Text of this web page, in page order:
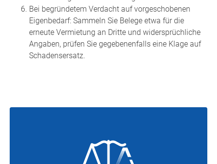
Bei begründetem Verdacht auf vorgeschobenen
Eigenbedarf: Sammeln Sie Belege etwa für die
erneute Vermietung an Dritte und widersprüchliche
Angaben, prüfen Sie gegebenenfalls eine Klage auf
Schadensersatz.